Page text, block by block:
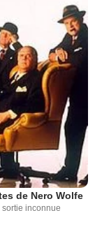
de Nero Wolfe
sortie inconnue